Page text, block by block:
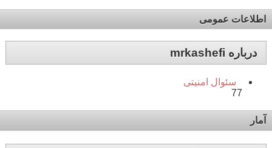
اطلاعات عمومی
درباره mrkashefi
سئوال امنیتی
77
آمار